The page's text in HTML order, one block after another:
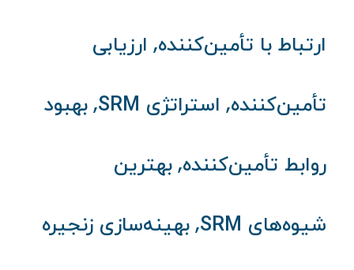
ارتباط با تأمین‌کننده, ارزیابی
تأمین‌کننده, استراتژی SRM , بهبود
روابط تأمین‌کننده, بهترین
شیوه‌های SRM , بهینه‌سازی زنجیره